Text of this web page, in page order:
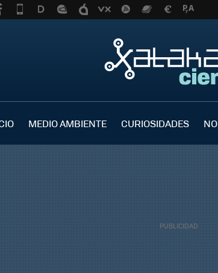
MEDIO AMBIENTE CURIOSIDADES